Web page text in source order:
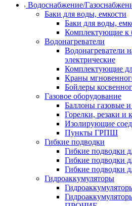
Водоснабжение/
Баки для воды, емкости
Баки для воды,
Комплектующие к
Водонагреватели
Водонагреватели
электрические
Комплектующие
Краны
Бойлеры
Газовое оборудование
Баллоны газовые
Горелки, резаки и
Изолирующие
Пункты ГРПШ
Гибкие подводки
Гибкие подводки
Гибкие подводки
Гибкие подводки
Гидроаккумуляторы